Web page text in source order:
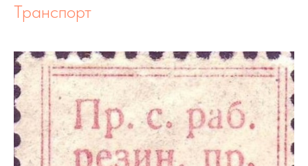
Транспорт